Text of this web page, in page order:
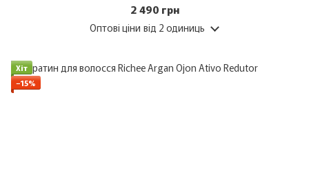
2 490 грн
Оптові ціни від 2 одиниць
Хіт
−15%